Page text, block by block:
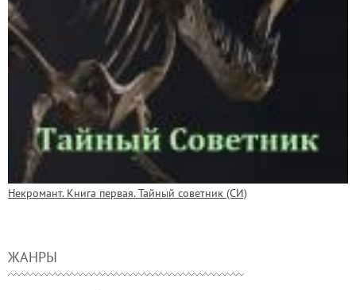
Некромант. Книга первая. Тайный советник (СИ)
ЖАНРЫ